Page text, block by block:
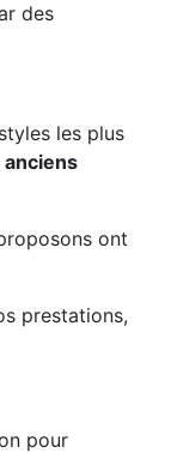
des
les plus
anciens
ont
prestations,
pour